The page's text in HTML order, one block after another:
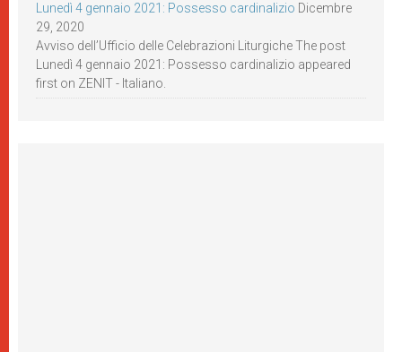
Lunedì 4 gennaio 2021: Possesso cardinalizio Dicembre
29, 2020
Avviso dell’Ufficio delle Celebrazioni Liturgiche The post
Lunedì 4 gennaio 2021: Possesso cardinalizio appeared
first on ZENIT - Italiano.